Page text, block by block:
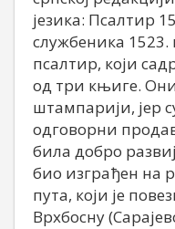
језика: Псалтир
службеника
псалтир, који
од три књиге.
штампарији, јер
одговорни
била добро
био изграђен на
пута, који је
Врхбосну